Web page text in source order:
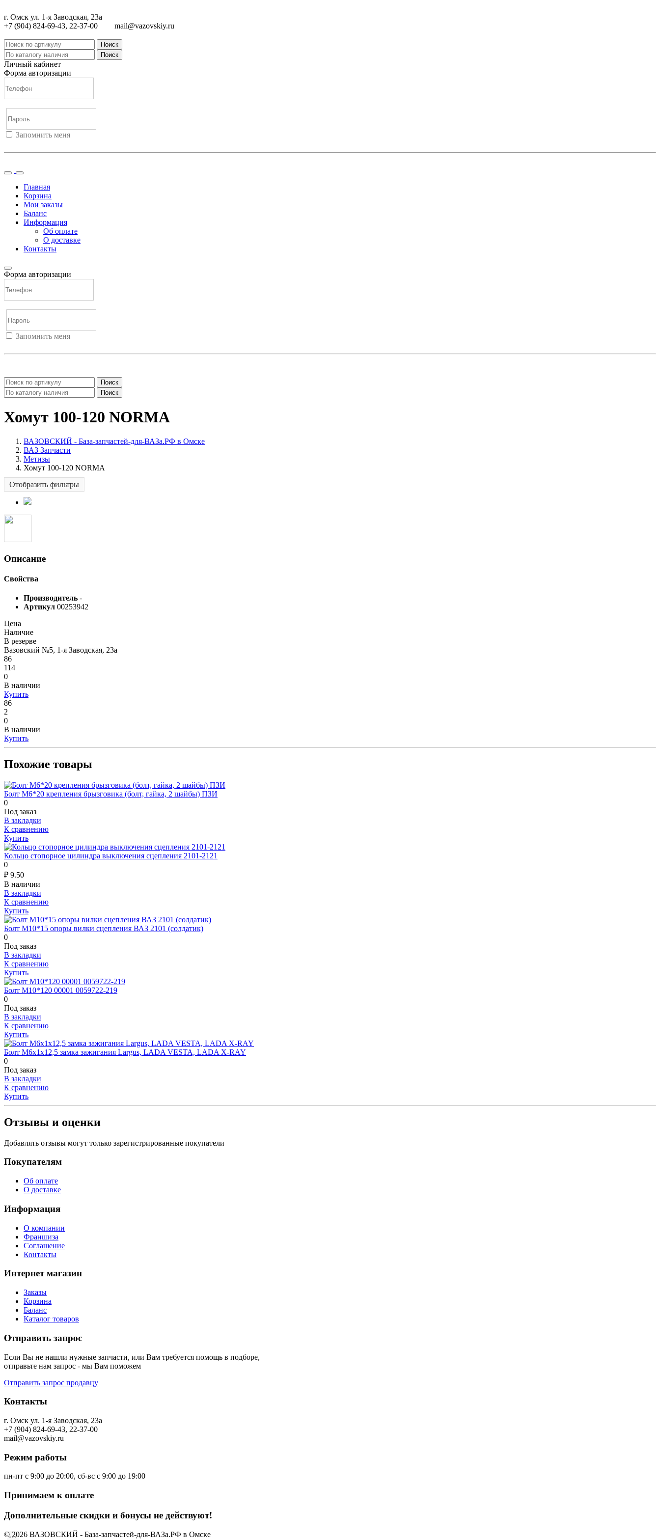
г. Омск ул. 1-я Заводская, 23а
+7 (904) 824-69-43, 22-37-00
mail@vazovskiy.ru
Поиск
Поиск
Личный кабинет
Форма авторизации
Запомнить меня
Главная
Корзина
Мои заказы
Баланс
Информация
Об оплате
О доставке
Контакты
Форма авторизации
Запомнить меня
Поиск
Поиск
Хомут 100-120 NORMA
ВАЗОВСКИЙ - База-запчастей-для-ВАЗа.РФ в Омске
ВАЗ Запчасти
Метизы
Хомут 100-120 NORMA
Отобразить фильтры
Описание
Свойства
Производитель -
Артикул 00253942
Цена
Наличие
В резерве
Вазовский №5, 1-я Заводская, 23а
86
114
0
В наличии
Купить
86
2
0
В наличии
Купить
Похожие товары
Болт М6*20 крепления брызговика (болт, гайка, 2 шайбы) ПЗИ
0
Под заказ
В закладки
К сравнению
Купить
Кольцо стопорное цилиндра выключения сцепления 2101-2121
0
₽ 9.50
В наличии
В закладки
К сравнению
Купить
Болт М10*15 опоры вилки сцепления ВАЗ 2101 (солдатик)
0
Под заказ
В закладки
К сравнению
Купить
Болт М10*120 00001 0059722-219
0
Под заказ
В закладки
К сравнению
Купить
Болт М6х1х12,5 замка зажигания Largus, LADA VESTA, LADA X-RAY
0
Под заказ
В закладки
К сравнению
Купить
Отзывы и оценки
Добавлять отзывы могут только зарегистрированные покупатели
Покупателям
Об оплате
О доставке
Информация
О компании
Франшиза
Соглашение
Контакты
Интернет магазин
Заказы
Корзина
Баланс
Каталог товаров
Отправить запрос
Если Вы не нашли нужные запчасти, или Вам требуется помощь в подборе,
отправьте нам запрос - мы Вам поможем
Отправить запрос продавцу
Контакты
г. Омск ул. 1-я Заводская, 23а
+7 (904) 824-69-43, 22-37-00
mail@vazovskiy.ru
Режим работы
пн-пт с 9:00 до 20:00, сб-вс с 9:00 до 19:00
Принимаем к оплате
Дополнительные скидки и бонусы не действуют!
© 2026 ВАЗОВСКИЙ - База-запчастей-для-ВАЗа.РФ в Омске